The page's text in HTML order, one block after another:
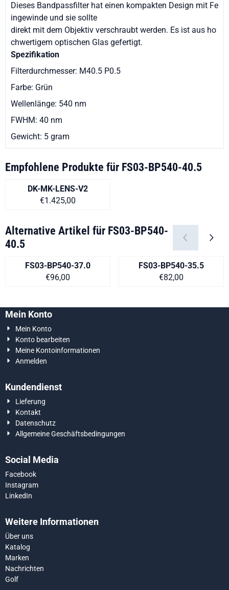
Dieses Bandpassfilter hat einen kompakten Design mit Fe
ingewinde und sie sollte
direkt mit dem Objektiv verschraubt werden. Es ist aus ho
chwertigem optischen Glas gefertigt.
Spezifikation
Filterdurchmesser: M40.5 P0.5
Farbe: Grün
Wellenlänge: 540 nm
FWHM: 40 nm
Gewicht: 5 gram
Empfohlene Produkte für FS03-BP540-40.5
DK-MK-LENS-V2
Preis auf Anfrage
€1.425,00
Alternative Artikel für FS03-BP540-
40.5
FS03-BP540-37.0
Preis auf Anfrage
€96,00
FS03-BP540-35.5
Preis auf
€82,00
Mein Konto
Mein Konto
Konto bearbeiten
Meine Kontoinformationen
Anmelden
Kundendienst
Lieferung
Kontakt
Datenschutz
Allgemeine Geschäftsbedingungen
Social Media
Facebook
Instagram
LinkedIn
Weitere Informationen
Über uns
Katalog
Marken
Nachrichten
Golf